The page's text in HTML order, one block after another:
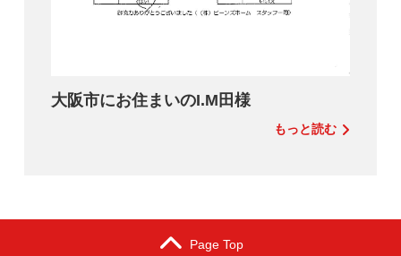
大阪市にお住まいのI.M田様
もっと読む
Page Top